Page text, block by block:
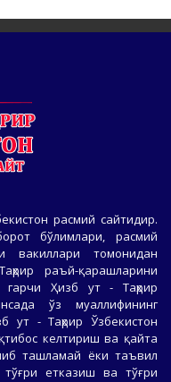
расмий сайтидир.
бўлимлари, расмий
вакиллари томонидан
раъй-қарашларини
гарчи Ҳизб ут - Таҳрир
ўз муаллифининг
ут - Таҳрир Ўзбекистон
келтириш ва қайта
ташламай ёки таъвил
етказиш ва тўғри